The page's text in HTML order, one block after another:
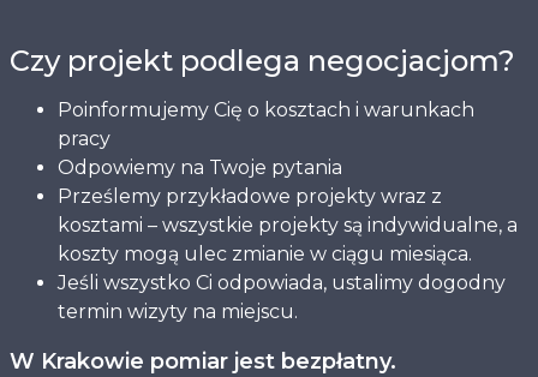
Czy projekt podlega negocjacjom?
Poinformujemy Cię o kosztach i warunkach
pracy
Odpowiemy na Twoje pytania
Prześlemy przykładowe projekty wraz z
kosztami – wszystkie projekty są indywidualne, a
koszty mogą ulec zmianie w ciągu miesiąca.
Jeśli wszystko Ci odpowiada, ustalimy dogodny
termin wizyty na miejscu.
W Krakowie pomiar jest bezpłatny.